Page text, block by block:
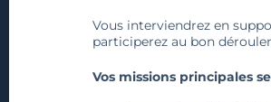
Vous interviendrez en
participerez au bon
Vos missions principales